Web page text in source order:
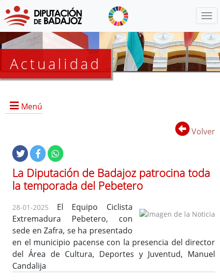
Actualidad
Menú
Noticias
Lista
de
distribución
Volver
La Diputación de Badajoz patrocina toda
la temporada del Pebetero
28-01-2025
El Equipo Ciclista
Extremadura Pebetero, con
sede en Zafra, se ha presentado
en el municipio pacense con la presencia del director
del Área de Cultura, Deportes y Juventud, Manuel
Candalija